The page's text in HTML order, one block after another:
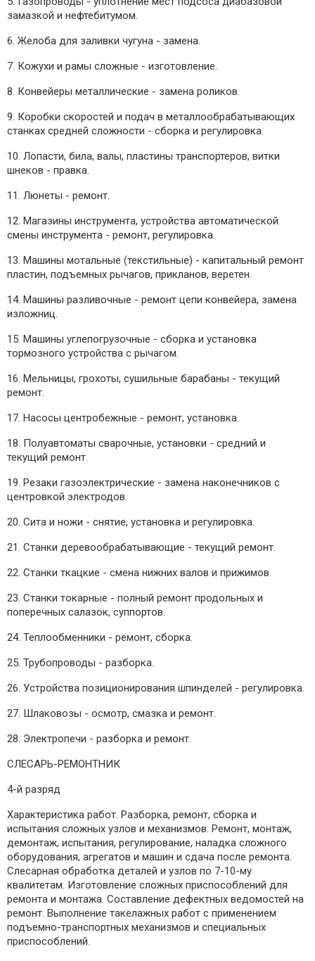
замазкой и нефтебитумом.
6. Желоба для заливки чугуна - замена.
7. Кожухи и рамы сложные - изготовление.
8. Конвейеры металлические - замена роликов.
9. Коробки скоростей и подач в металлообрабатывающих
станках средней сложности - сборка и регулировка.
10. Лопасти, била, валы, пластины транспортеров, витки
шнеков - правка.
11. Люнеты - ремонт.
12. Магазины инструмента, устройства автоматической
смены инструмента - ремонт, регулировка.
13. Машины мотальные (текстильные) - капитальный ремонт
пластин, подъемных рычагов, прикланов, веретен.
14. Машины разливочные - ремонт цепи конвейера, замена
изложниц.
15. Машины углепогрузочные - сборка и установка
тормозного устройства с рычагом.
16. Мельницы, грохоты, сушильные барабаны - текущий
ремонт.
17. Насосы центробежные - ремонт, установка.
18. Полуавтоматы сварочные, установки - средний и
текущий ремонт.
19. Резаки газоэлектрические - замена наконечников с
центровкой электродов.
20. Сита и ножи - снятие, установка и регулировка.
21. Станки деревообрабатывающие - текущий ремонт.
22. Станки ткацкие - смена нижних валов и прижимов.
23. Станки токарные - полный ремонт продольных и
поперечных салазок, суппортов.
24. Теплообменники - ремонт, сборка.
25. Трубопроводы - разборка.
26. Устройства позиционирования шпинделей - регулировка.
27. Шлаковозы - осмотр, смазка и ремонт.
28. Электропечи - разборка и ремонт.
СЛЕСАРЬ-РЕМОНТНИК
4-й разряд
Характеристика работ. Разборка, ремонт, сборка и
испытания сложных узлов и механизмов. Ремонт, монтаж,
демонтаж, испытания, регулирование, наладка сложного
оборудования, агрегатов и машин и сдача после ремонта.
Слесарная обработка деталей и узлов по 7-10-му
квалитетам. Изготовление сложных приспособлений для
ремонта и монтажа. Составление дефектных ведомостей на
ремонт. Выполнение такелажных работ с применением
подъемно-транспортных механизмов и специальных
приспособлений.